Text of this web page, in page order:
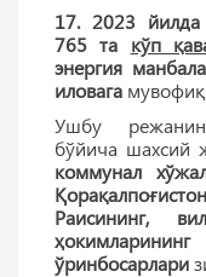
17. 2023 йилда
765 та кўп
энергия
иловага мувофиқ
Ушбу
бўйича шахсий
коммунал
Раисининг,
ўринбосарлари